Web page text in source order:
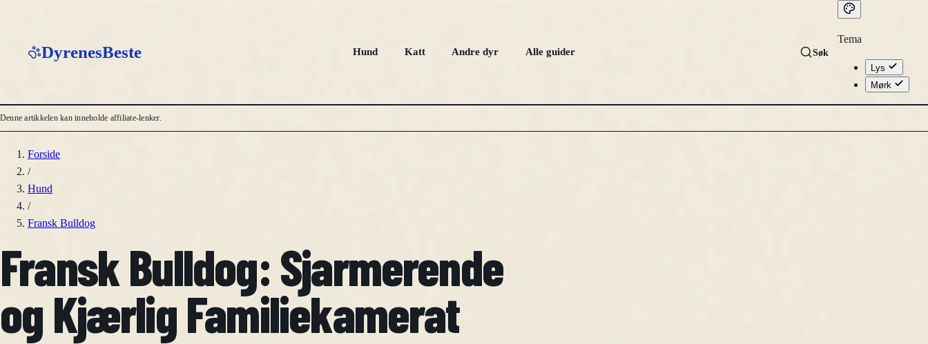
DyrenesBeste Hund Katt Andre dyr Alle guider Søk
Tema
Lys
Mørk
Denne artikkelen kan inneholde affiliate-lenker.
Forside
/
Hund
/
Fransk Bulldog
Fransk Bulldog: Sjarmerende
og Kjærlig Familiekamerat